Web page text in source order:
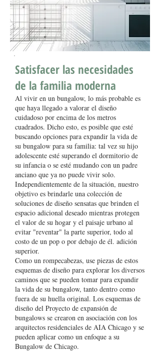
Satisfacer las necesidades
de la familia moderna
Al vivir en un bungalow, lo más probable es
que haya llegado a valorar el diseño
cuidadoso por encima de los metros
cuadrados. Dicho esto, es posible que esté
buscando opciones para expandir la vida de
su bungalow para su familia: tal vez su hijo
adolescente esté superando el dormitorio de
su infancia o se esté mudando con un padre
anciano que ya no puede vivir solo.
Independientemente de la situación, nuestro
objetivo es brindarle una colección de
soluciones de diseño sensatas que brinden el
espacio adicional deseado mientras protegen
el valor de su hogar y el paisaje urbano al
evitar "reventar" la parte superior, todo al
costo de un pop o por debajo de él. adición
superior.
Como un rompecabezas, use piezas de estos
esquemas de diseño para explorar los diversos
caminos que se pueden tomar para expandir
la vida de su bungalow, tanto dentro como
fuera de su huella original. Los esquemas de
diseño del Proyecto de expansión de
bungalows se crearon en asociación con los
arquitectos residenciales de AIA Chicago y se
pueden aplicar como un enfoque a su
Bungalow de Chicago.